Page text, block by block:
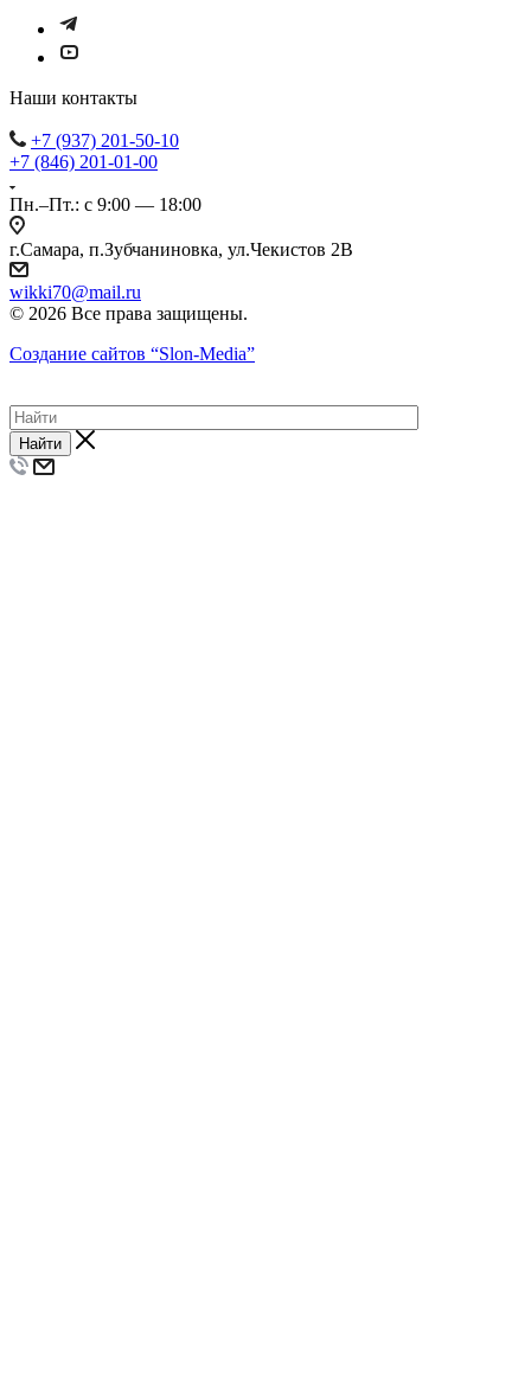
Наши контакты
+7 (937) 201-50-10
+7 (846) 201-01-00
Пн.–Пт.: с 9:00 — 18:00
г.Самара, п.Зубчаниновка, ул.Чекистов 2В
wikki70@mail.ru
© 2026 Все права защищены.
Создание сайтов “Slon-Media”
Найти